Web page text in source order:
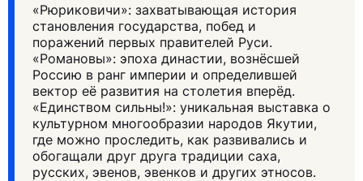
«Рюриковичи»: захватывающая история
становления государства, побед и
поражений первых правителей Руси.
«Романовы»: эпоха династии, вознёсшей
Россию в ранг империи и определившей
вектор её развития на столетия вперёд.
«Единством сильны!»: уникальная выставка о
культурном многообразии народов Якутии,
где можно проследить, как развивались и
обогащали друг друга традиции саха,
русских, эвенов, эвенков и других этносов.